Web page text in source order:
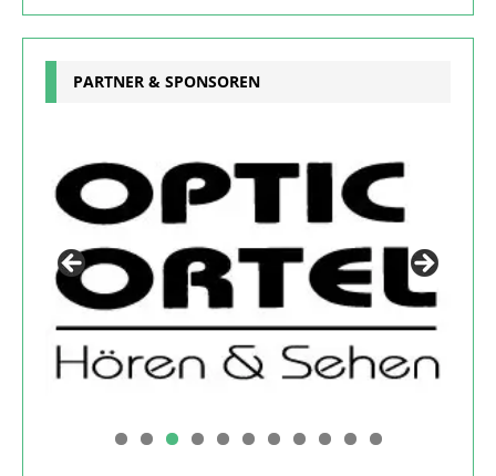
PARTNER & SPONSOREN
0 1